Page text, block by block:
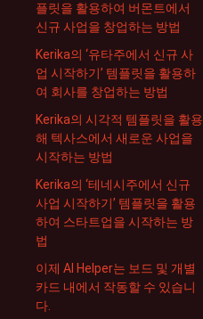
플릿을 활용하여 버몬트에서
신규 사업을 창업하는 방법
Kerika의 ‘유타주에서 신규 사
업 시작하기’ 템플릿을 활용하
여 회사를 창업하는 방법
Kerika의 시각적 템플릿을 활용
해 텍사스에서 새로운 사업을
시작하는 방법
Kerika의 ‘테네시주에서 신규
사업 시작하기’ 템플릿을 활용
하여 스타트업을 시작하는 방
법
이제 AI Helper는 보드 및 개별
카드 내에서 작동할 수 있습니
다.